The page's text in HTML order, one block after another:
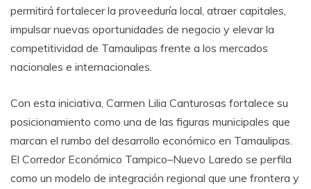
permitirá fortalecer la proveeduría local, atraer capitales,
impulsar nuevas oportunidades de negocio y elevar la
competitividad de Tamaulipas frente a los mercados
nacionales e internacionales.
Con esta iniciativa, Carmen Lilia Canturosas fortalece su
posicionamiento como una de las figuras municipales que
marcan el rumbo del desarrollo económico en Tamaulipas.
El Corredor Económico Tampico–Nuevo Laredo se perfila
como un modelo de integración regional que une frontera y